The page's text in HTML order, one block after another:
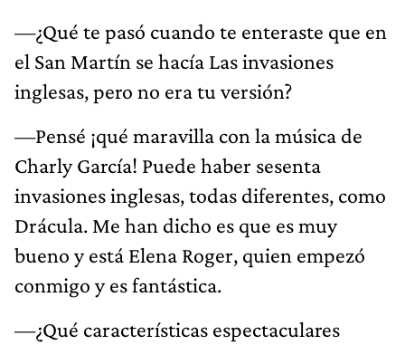
—¿Qué te pasó cuando te enteraste que en
el San Martín se hacía Las invasiones
inglesas, pero no era tu versión?
—Pensé ¡qué maravilla con la música de
Charly García! Puede haber sesenta
invasiones inglesas, todas diferentes, como
Drácula. Me han dicho es que es muy
bueno y está Elena Roger, quien empezó
conmigo y es fantástica.
—¿Qué características espectaculares